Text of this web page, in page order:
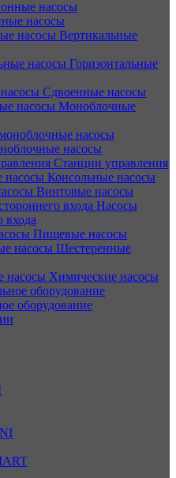
насосы
Вертикальные
Горизонтальные
Сдвоенные насосы
Моноблочные
насосы
Станции управления
Консольные насосы
Винтовые насосы
Насосы
входа
Пищевые насосы
Шестеренные
Химические насосы
оборудование